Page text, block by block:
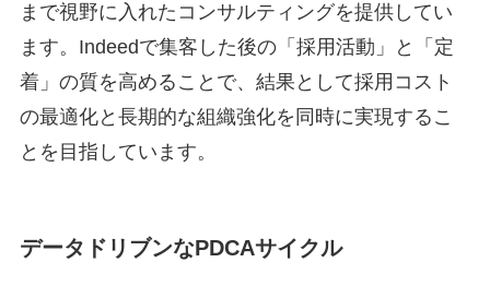
まで視野に入れたコンサルティングを提供してい
ます。Indeedで集客した後の「採用活動」と「定
着」の質を高めることで、結果として採用コスト
の最適化と長期的な組織強化を同時に実現するこ
とを目指しています。
データドリブンなPDCAサイクル